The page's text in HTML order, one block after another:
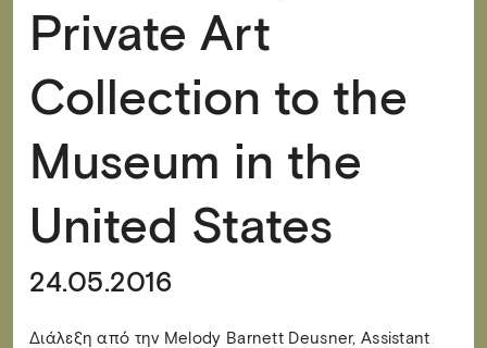
Private Art
Collection to the
Museum in the
United States
24.05.2016
Διάλεξη από την Melody Barnett Deusner, Assistant